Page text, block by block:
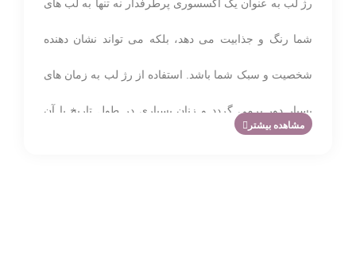
رژ لب به عنوان یک اکسسوری پرطرفدار نه تنها به لب های
شما رنگ و جذابیت می دهد، بلکه می تواند نشان دهنده
شخصیت و سبک شما باشد. استفاده از رژ لب به زمان های
بسیار دور برمی گردد و زنان بسیاری در طول تاریخ با آن
مشاهده بیشتر